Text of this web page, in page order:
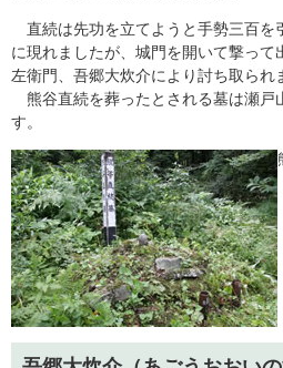
直続は先功を立てようと手勢三百を
に現れましたが、城門を開いて撃って
左衛門、吾郷大炊介により討ち取られ
熊谷直続を葬ったとされる墓は瀬戸
す。